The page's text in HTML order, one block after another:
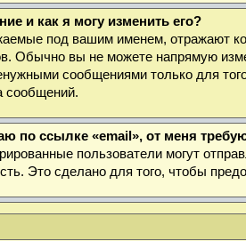
и как я могу изменить его?
под вашим именем, отражают
Обычно вы не можете напрямую
сообщениями только для
сообщений.
по ссылке «email», от меня
пользователи могут
Это сделано для того, чтобы